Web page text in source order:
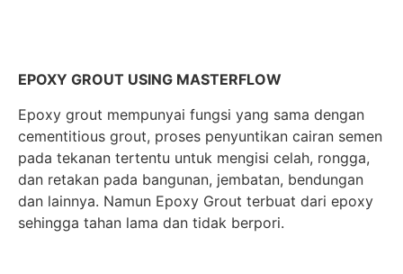
EPOXY GROUT USING MASTERFLOW
Epoxy grout mempunyai fungsi yang sama dengan
cementitious grout, proses penyuntikan cairan semen
pada tekanan tertentu untuk mengisi celah, rongga,
dan retakan pada bangunan, jembatan, bendungan
dan lainnya. Namun Epoxy Grout terbuat dari epoxy
sehingga tahan lama dan tidak berpori.